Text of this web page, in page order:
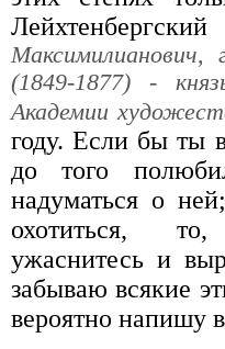
Максимилианович,
(1849-1877) -
Академии
году. Если бы ты
до того
надуматься о
охотиться,
ужаснитесь и
забываю всякие
вероятно напишу